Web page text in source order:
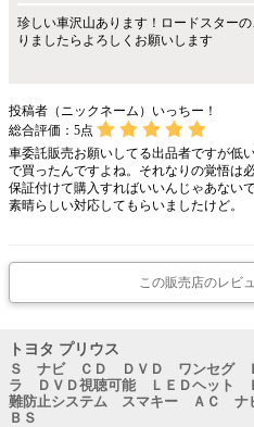
珍しい車沢山あります！ロードスター
りましたらよろしくお願いします
投稿者（ニックネーム）いっちー！
総合評価： 5点
車委託販売お願いしてる出品者ですが低
で買ったんですよね。それなりの覚悟は
保証付けて購入すればいいんじゃあない
素晴らしい対応してもらいましたけど。
この販売店のレビ
トヨタ プリウス
Ｓ ナビ ＣＤ ＤＶＤ ワンセグ Ｂ
ラ ＤＶＤ視聴可能 ＬＥＤヘット
難防止システム スマキー ＡＣ ナ
ＢＳ